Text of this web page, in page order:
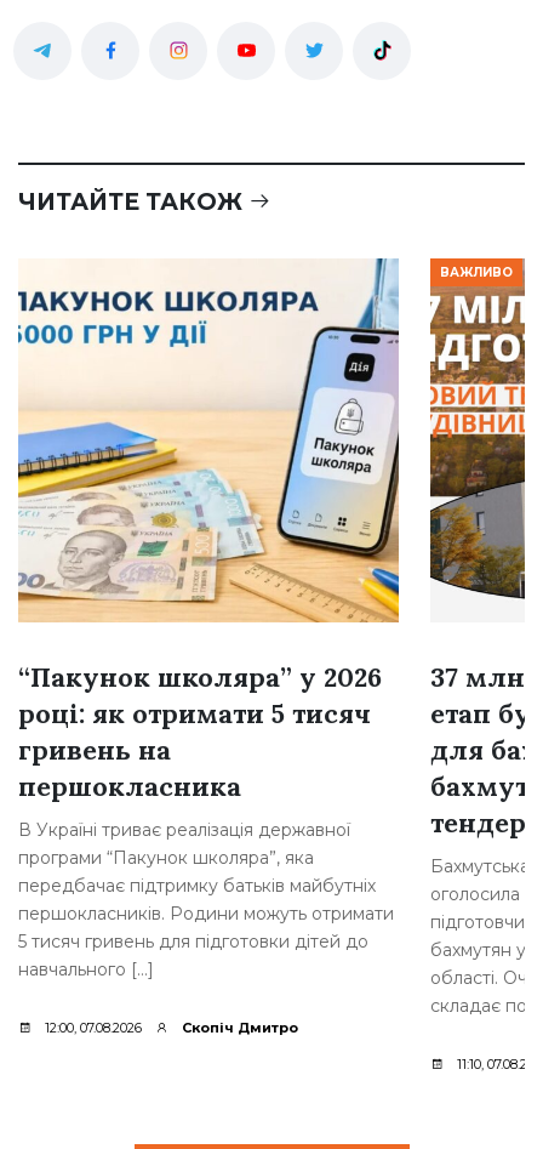
ЧИТАЙТЕ ТАКОЖ
“Пакунок школяра” у 2026
році: як отримати 5 тисяч
гривень на
першокласника
В Україні триває реалізація державної
програми “Пакунок школяра”, яка
передбачає підтримку батьків майбутніх
першокласників. Родини можуть отримати
5 тисяч гривень для підготовки дітей до
навчального […]
12:00, 07.08.2026 Скопіч Дмитро
ВАЖЛИВО
37 млн
етап
для
тендер
Бахмутська
оголосила
бахмутян у
області.
складає
11:10,